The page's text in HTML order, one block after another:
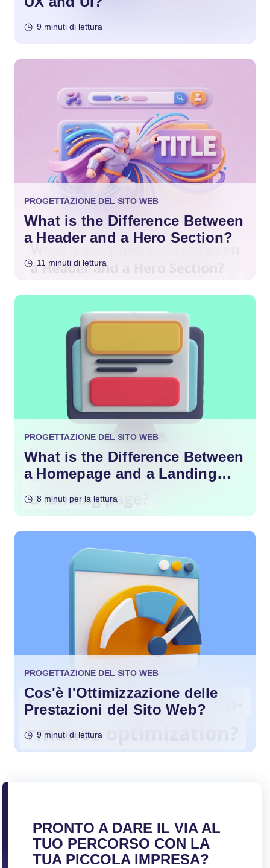
9 minuti di lettura
PROGETTAZIONE DEL SITO WEB
What is the Difference Between
a Header and a Hero Section?
11 minuti di lettura
PROGETTAZIONE DEL SITO WEB
What is the Difference Between
a Homepage and a Landing
8 minuti per la lettura
PROGETTAZIONE DEL SITO WEB
Cos'è l'Ottimizzazione delle
Prestazioni del Sito Web?
9 minuti di lettura
PRONTO A DARE IL VIA AL
TUO PERCORSO CON LA
TUA PICCOLA IMPRESA?